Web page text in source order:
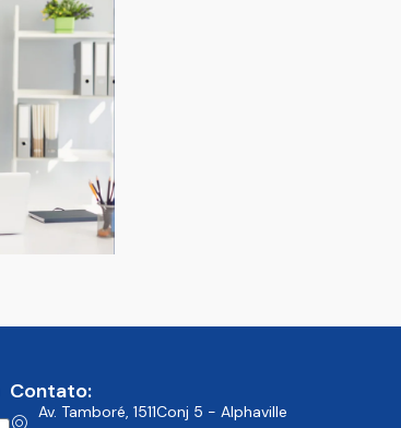
Contato:
Av. Tamboré, 1511Conj 5 - Alphaville